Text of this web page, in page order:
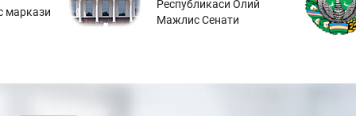
маркази
Республикаси Олий
Мажлис Сенати